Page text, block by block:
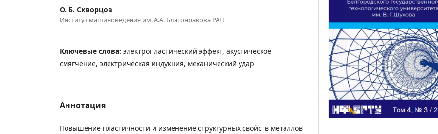
О. Б. Скворцов
Институт машиноведения им. А.А. Благонравова РАН
Ключевые слова: электропластический эффект, акустическое
смягчение, электрическая индукция, механический удар
Аннотация
Повышение пластичности и изменение структурных свойств металлов